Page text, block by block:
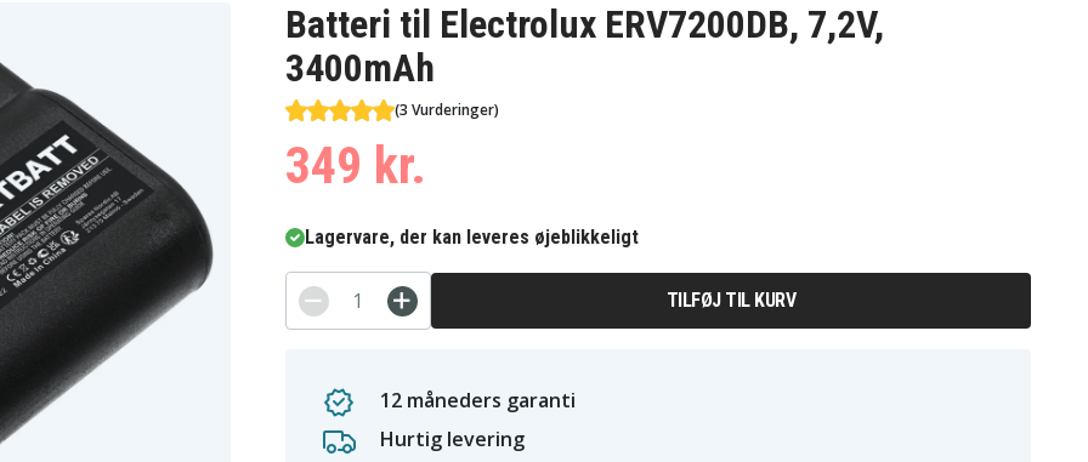
Batteri til Electrolux ERV7200DB, 7,2V,
3400mAh
(3 Vurderinger)
349 kr.
Lagervare, der kan leveres øjeblikkeligt
TILFØJ TIL KURV
12 måneders garanti
Hurtig levering